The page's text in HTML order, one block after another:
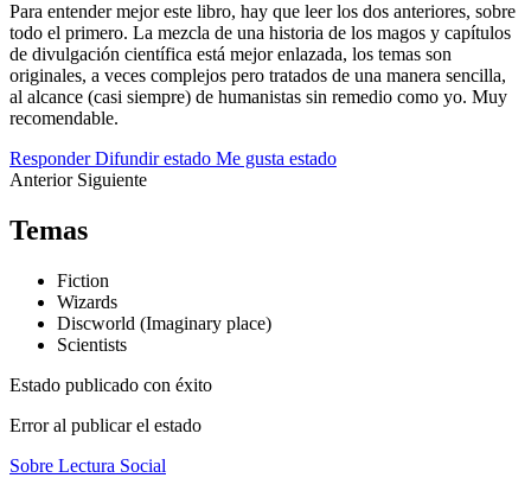
Para entender mejor este libro, hay que leer los dos anteriores, sobre
todo el primero. La mezcla de una historia de los magos y capítulos
de divulgación científica está mejor enlazada, los temas son
originales, a veces complejos pero tratados de una manera sencilla,
al alcance (casi siempre) de humanistas sin remedio como yo. Muy
recomendable.
Responder Difundir estado Me gusta estado
Anterior Siguiente
Temas
Fiction
Wizards
Discworld (Imaginary place)
Scientists
Estado publicado con éxito
Error al publicar el estado
Sobre Lectura Social